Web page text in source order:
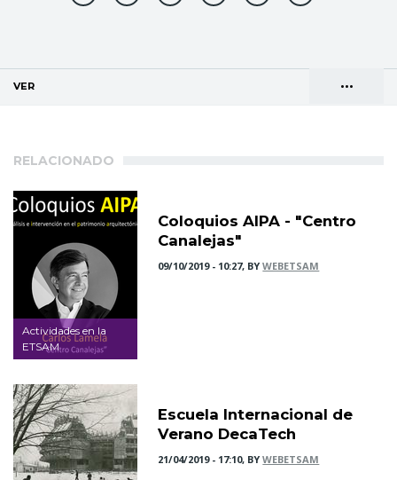
•••
VER
RELACIONADO
Actividades en la
ETSAM
Coloquios AIPA - "Centro
Canalejas"
09/10/2019 - 10:27, BYWEBETSAM
Escuela Internacional de
Verano DecaTech
21/04/2019 - 17:10, BYWEBETSAM